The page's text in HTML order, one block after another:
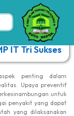
oleh UPTD
IT Tri Sukses
penting dalam
Upaya preventif
untuk
penyakit yang dapat
yang dilaksanakan